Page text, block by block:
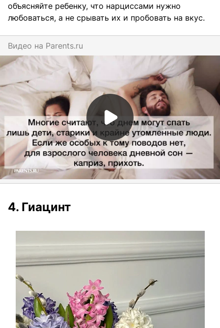
объясняйте ребенку, что нарциссами нужно
любоваться, а не срывать их и пробовать на вкус.
Видео на parents.ru
4. Гиацинт